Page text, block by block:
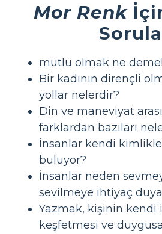
Mor Renk
mutlu olmak ne
Bir kadının dirençli
yollar nelerdir?
Din ve maneviyat
farklardan bazıları
İnsanlar kendi
buluyor?
İnsanlar neden
sevilmeye ihtiyaç
Yazmak, kişinin kendi
keşfetmesi ve